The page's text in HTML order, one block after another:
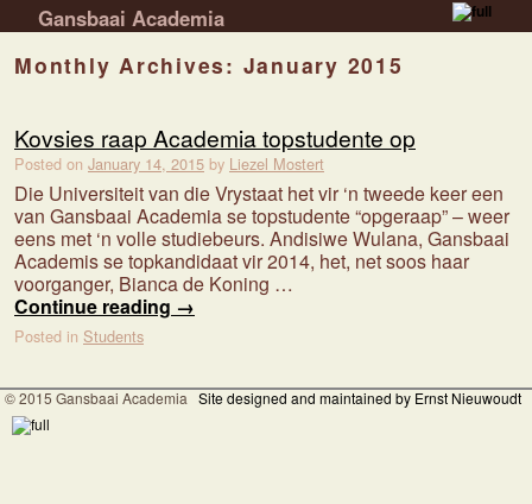
Gansbaai Academia
Monthly Archives: January 2015
Kovsies raap Academia topstudente op
Posted on January 14, 2015 by Liezel Mostert
Die Universiteit van die Vrystaat het vir ‘n tweede keer een
van Gansbaai Academia se topstudente “opgeraap” – weer
eens met ‘n volle studiebeurs. Andisiwe Wulana, Gansbaai
Academis se topkandidaat vir 2014, het, net soos haar
voorganger, Bianca de Koning …
Continue reading →
Posted in Students
© 2015 Gansbaai Academia Site designed and maintained by Ernst Nieuwoudt